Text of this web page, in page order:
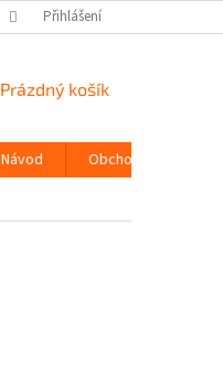
KONTAKTY
Přihlášení
NÁKUPNÍ
Prázdný košík
Návod
Obchodní podmínky